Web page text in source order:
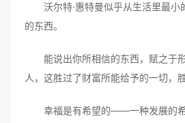
沃尔特·惠特曼似乎从生活里最小
的东西。
能说出你所相信的东西，赋之于
人，这胜过了财富所能给予的一切，
幸福是有希望的——一种发展的希